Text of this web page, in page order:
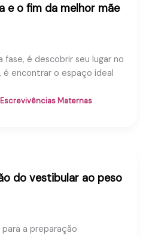
e o fim da melhor mãe
fase, é descobrir seu lugar no
é encontrar o espaço ideal
Escrevivências Maternas
do vestibular ao peso
a preparação